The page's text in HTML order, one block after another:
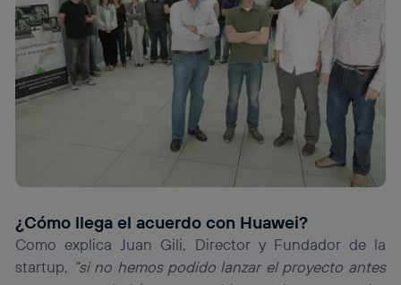
¿Cómo llega el acuerdo con Huawei?
Como explica Juan Gili, Director y Fundador de la
startup, “si no hemos podido lanzar el proyecto antes